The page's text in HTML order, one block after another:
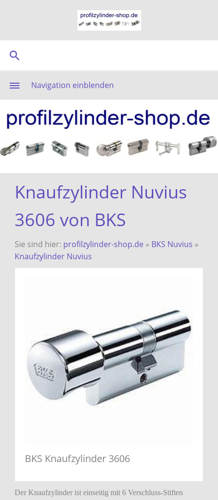
Navigation einblenden
Knaufzylinder Nuvius
3606 von BKS
Sie sind hier: profilzylinder-shop.de » BKS Nuvius »
Knaufzylinder Nuvius
BKS Knaufzylinder 3606
Der Knaufzylinder ist einseitig mit 6 Verschluss-Stiften